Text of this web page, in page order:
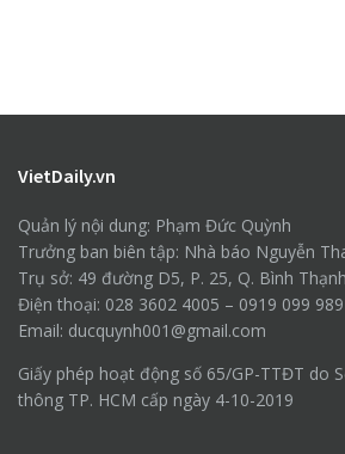
VietDaily.vn
Quản lý nội dung: Phạm Đức Quỳnh
Trưởng ban biên tập: Nhà báo Nguyễn
Trụ sở: 49 đường D5, P. 25, Q. Bình
Điện thoại: 028 3602 4005 – 0919 099 989
Email: ducquynh001@gmail.com
Giấy phép hoạt động số 65/GP-TTĐT do
thông TP. HCM cấp ngày 4-10-2019